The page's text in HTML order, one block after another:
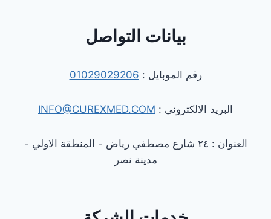
بيانات التواصل
رقم الموبايل : 01029029206
البريد الالكترونى : INFO@CUREXMED.COM
العنوان : ٢٤ شارع مصطفي رياض - المنطقة الاولي -
مدينة نصر